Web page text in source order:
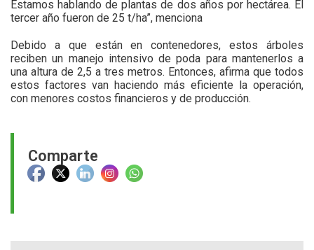
Comparte
Estamos hablando de plantas de dos años por hectárea. El
tercer año fueron de 25 t/ha”, menciona
Debido a que están en contenedores, estos árboles
reciben un manejo intensivo de poda para mantenerlos a
una altura de 2,5 a tres metros. Entonces, afirma que todos
estos factores van haciendo más eficiente la operación,
con menores costos financieros y de producción.